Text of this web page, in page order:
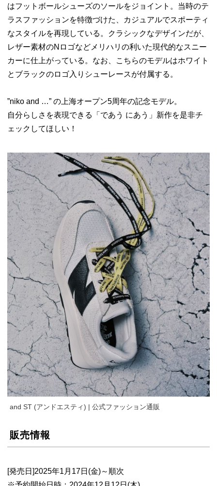
はフットボールシューズのソールをジョイント。当時のテ
ラスファッションを特徴づけた、カジュアルでスポーティ
なスタイルを再現している。クラシックなデザインだが、
レザー素材のNロゴなどメリハリの利いた現代的なスニー
カーに仕上がっている。なお、こちらのモデルはホワイト
とブラックのロゴ入りシューレースが付属する。
”niko and …” の上海オープン5周年の記念モデル。
自分らしさを表現できる「であう にあう」新作を是非チ
ェックしてほしい！
and ST (アンドエスティ) | 公式ファッション通販
販売情報
[発売日]2025年1月17日(金)～順次